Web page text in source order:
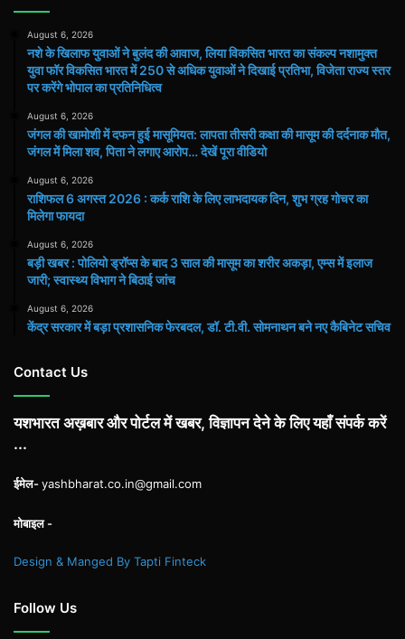
August 6, 2026
नशे के खिलाफ युवाओं ने बुलंद की आवाज, लिया विकसित भारत का संकल्प नशामुक्त
युवा फॉर विकसित भारत में 250 से अधिक युवाओं ने दिखाई प्रतिभा, विजेता राज्य स्तर
पर करेंगे भोपाल का प्रतिनिधित्व
August 6, 2026
जंगल की खामोशी में दफन हुई मासूमियत: लापता तीसरी कक्षा की मासूम की दर्दनाक मौत,
जंगल में मिला शव, पिता ने लगाए आरोप… देखें पूरा वीडियो
August 6, 2026
राशिफल 6 अगस्त 2026 : कर्क राशि के लिए लाभदायक दिन, शुभ ग्रह गोचर का
मिलेगा फायदा
August 6, 2026
बड़ी खबर : पोलियो ड्रॉप्स के बाद 3 साल की मासूम का शरीर अकड़ा, एम्स में इलाज
जारी; स्वास्थ्य विभाग ने बिठाई जांच
August 6, 2026
केंद्र सरकार में बड़ा प्रशासनिक फेरबदल, डॉ. टी.वी. सोमनाथन बने नए कैबिनेट सचिव
Contact Us
यशभारत अख़बार और पोर्टल में खबर, विज्ञापन देने के लिए यहाँ संपर्क करें
...
ईमेल-yashbharat.co.in@gmail.com
मोबाइल -
Design & Manged By Tapti Finteck
Follow Us